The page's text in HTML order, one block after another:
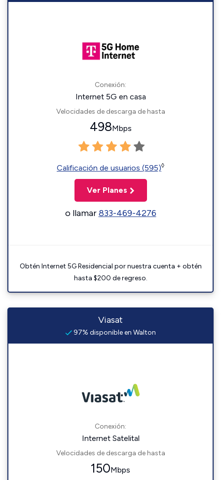
Conexión:
Internet 5G en casa
Velocidades de descarga de hasta
498Mbps
Calificación de usuarios (595)◊
Ver Planes
o llamar833-469-4276
Obtén Internet 5G Residencial por nuestra cuenta + obtén
hasta $200 de regreso.
Viasat
97% disponible en Walton
Conexión:
Internet Satelital
Velocidades de descarga de hasta
150Mbps